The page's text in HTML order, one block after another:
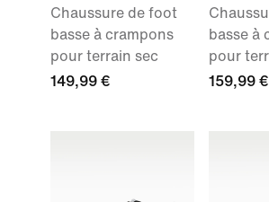
Chaussure de foot
basse à crampons
pour terrain sec
149,99 €
basse à
pour
159,99 €